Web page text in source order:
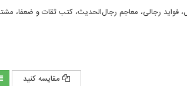
و قواعد علم رجال، فواید رجالی، معاجم رجال‌الحدیث، کتب ثقات و
مقایسه کنید